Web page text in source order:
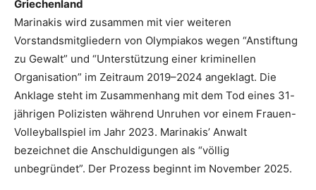
Griechenland
Marinakis wird zusammen mit vier weiteren
Vorstandsmitgliedern von Olympiakos wegen “Anstiftung
zu Gewalt” und “Unterstützung einer kriminellen
Organisation” im Zeitraum 2019–2024 angeklagt. Die
Anklage steht im Zusammenhang mit dem Tod eines 31-
jährigen Polizisten während Unruhen vor einem Frauen-
Volleyballspiel im Jahr 2023. Marinakis’ Anwalt
bezeichnet die Anschuldigungen als “völlig
unbegründet”. Der Prozess beginnt im November 2025.